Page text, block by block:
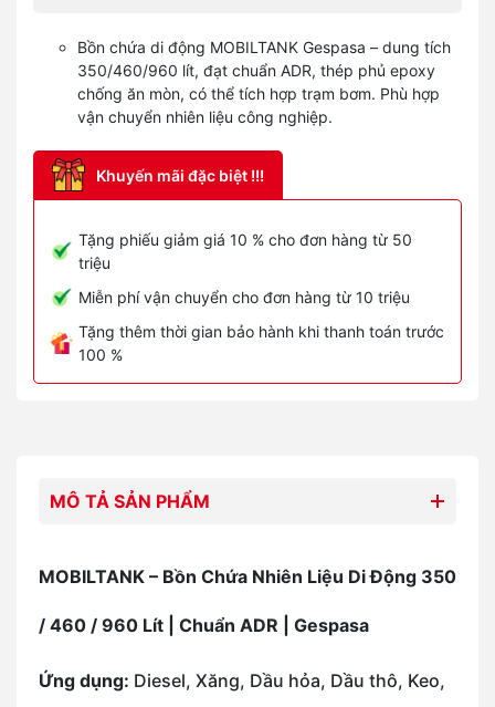
Bồn chứa di động MOBILTANK Gespasa – dung tích
350/460/960 lít, đạt chuẩn ADR, thép phủ epoxy
chống ăn mòn, có thể tích hợp trạm bơm. Phù hợp
vận chuyển nhiên liệu công nghiệp.
Khuyến mãi đặc biệt !!!
Tặng phiếu giảm giá 10 % cho đơn hàng từ 50
triệu
Miễn phí vận chuyển cho đơn hàng từ 10 triệu
Tặng thêm thời gian bảo hành khi thanh toán trước
100 %
MÔ TẢ SẢN PHẨM
MOBILTANK – Bồn Chứa Nhiên Liệu Di Động 350
/ 460 / 960 Lít | Chuẩn ADR | Gespasa
Ứng dụng: Diesel, Xăng, Dầu hỏa, Dầu thô, Keo,